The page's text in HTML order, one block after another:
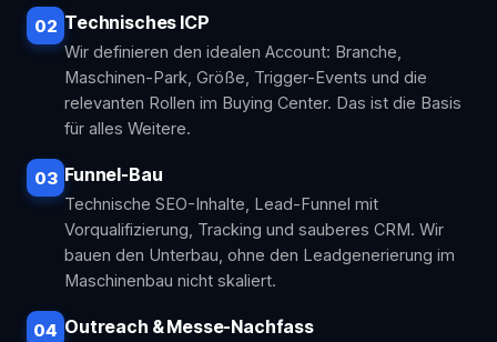
02 Technisches ICP
Wir definieren den idealen Account: Branche,
Maschinen-Park, Größe, Trigger-Events und die
relevanten Rollen im Buying Center. Das ist die Basis
für alles Weitere.
03 Funnel-Bau
Technische SEO-Inhalte, Lead-Funnel mit
Vorqualifizierung, Tracking und sauberes CRM. Wir
bauen den Unterbau, ohne den Leadgenerierung im
Maschinenbau nicht skaliert.
04 Outreach & Messe-Nachfass